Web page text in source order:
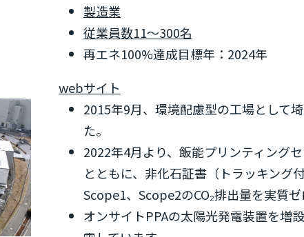
製造業
従業員数11～300名
再エネ100%達成目標年：2024年
webサイト
2015年9月、環境配慮型の工場として
た。
2022年4月より、飯能プリンティング
とともに、非化石証書（トラッキング
Scope1、Scope2のCO₂排出量を実質ゼ
オンサイトPPAの太陽光発電装置を増